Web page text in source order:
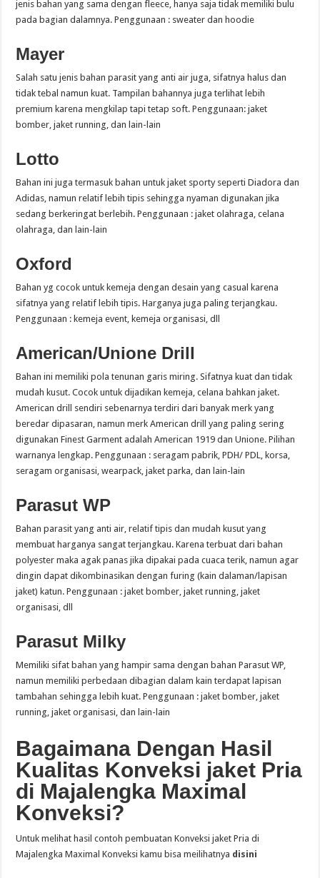
jenis bahan yang sama dengan fleece, hanya saja tidak memiliki bulu
pada bagian dalamnya. Penggunaan : sweater dan hoodie
Mayer
Salah satu jenis bahan parasit yang anti air juga, sifatnya halus dan
tidak tebal namun kuat. Tampilan bahannya juga terlihat lebih
premium karena mengkilap tapi tetap soft. Penggunaan: jaket
bomber, jaket running, dan lain-lain
Lotto
Bahan ini juga termasuk bahan untuk jaket sporty seperti Diadora dan
Adidas, namun relatif lebih tipis sehingga nyaman digunakan jika
sedang berkeringat berlebih. Penggunaan : jaket olahraga, celana
olahraga, dan lain-lain
Oxford
Bahan yg cocok untuk kemeja dengan desain yang casual karena
sifatnya yang relatif lebih tipis. Harganya juga paling terjangkau.
Penggunaan : kemeja event, kemeja organisasi, dll
American/Unione Drill
Bahan ini memiliki pola tenunan garis miring. Sifatnya kuat dan tidak
mudah kusut. Cocok untuk dijadikan kemeja, celana bahkan jaket.
American drill sendiri sebenarnya terdiri dari banyak merk yang
beredar dipasaran, namun merk American drill yang paling sering
digunakan Finest Garment adalah American 1919 dan Unione. Pilihan
warnanya lengkap. Penggunaan : seragam pabrik, PDH/ PDL, korsa,
seragam organisasi, wearpack, jaket parka, dan lain-lain
Parasut WP
Bahan parasit yang anti air, relatif tipis dan mudah kusut yang
membuat harganya sangat terjangkau. Karena terbuat dari bahan
polyester maka agak panas jika dipakai pada cuaca terik, namun agar
dingin dapat dikombinasikan dengan furing (kain dalaman/lapisan
jaket) katun. Penggunaan : jaket bomber, jaket running, jaket
organisasi, dll
Parasut Milky
Memiliki sifat bahan yang hampir sama dengan bahan Parasut WP,
namun memiliki perbedaan dibagian dalam kain terdapat lapisan
tambahan sehingga lebih kuat. Penggunaan : jaket bomber, jaket
running, jaket organisasi, dan lain-lain
Bagaimana Dengan Hasil
Kualitas Konveksi jaket Pria
di Majalengka Maximal
Konveksi?
Untuk melihat hasil contoh pembuatan Konveksi jaket Pria di
Majalengka Maximal Konveksi kamu bisa meilihatnya disini